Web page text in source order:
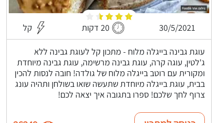
30/5/2021 20 דקות קל
עוגת גבינה בייגלה מלוח - מתכון קל לעוגת גבינה ללא
ג'לטין, עוגה קרה, עוגת גבינה מרשימה, עוגת גבינה מיוחדת
ומקורית עם רוטב בייגלה מלוח של גולדה! חובה לנסות להכין
בבית, עוגת בייגלה מיוחדת שתעשה שואו בשולחן ותהיה עונג
צרוף לחך שלכם! ספרו בתגובה איך יצאה לכם!